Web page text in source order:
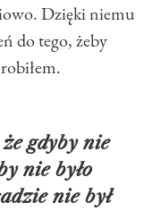
Dzięki niemu
do tego, żeby
gdyby nie
nie było
nie był